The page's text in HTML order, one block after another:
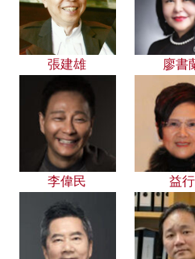
張建雄 廖書
李偉民 益行